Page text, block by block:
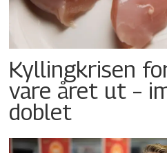
Kyllingkrisen
vare året ut –
doblet